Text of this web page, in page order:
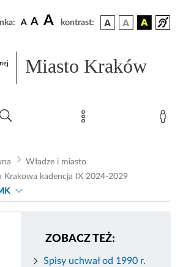
A A A kontrast:
Miasto Kraków
Władze i miasto
Krakowa kadencja IX 2024-2029
ZOBACZ TEŻ:
Spisy uchwał od 1990 r.